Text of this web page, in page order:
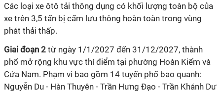
Các loại xe ôtô tải thông dụng có khối lượng toàn bộ của
xe trên 3,5 tấn bị cấm lưu thông hoàn toàn trong vùng
phát thải thấp.
Giai đoạn 2 từ ngày 1/1/2027 đến 31/12/2027, thành
phố mở rộng khu vực thí điểm tại phường Hoàn Kiếm và
Cửa Nam. Phạm vi bao gồm 14 tuyến phố bao quanh:
Nguyễn Du - Hàn Thuyên - Trần Hưng Đạo - Trần Khánh Dư